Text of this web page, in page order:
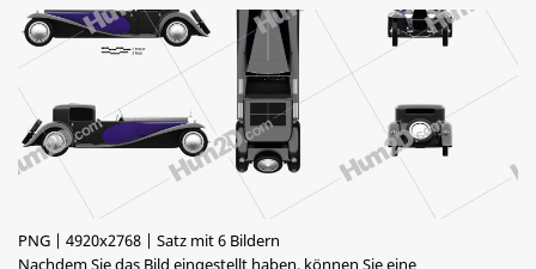
PNG | 4920x2768 | Satz mit 6 Bildern
Nachdem Sie das Bild eingestellt haben, können Sie eine